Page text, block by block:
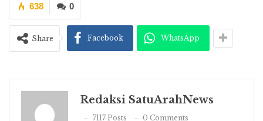
0
638
Share Facebook WhatsApp
Redaksi SatuArahNews
7117 Posts 0 Comments